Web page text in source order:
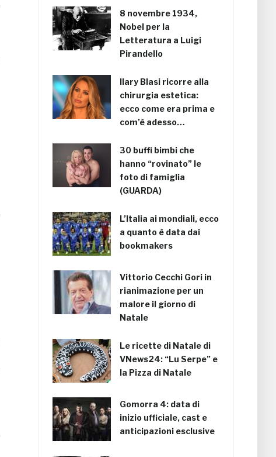
8 novembre 1934,
Nobel per la
Letteratura a Luigi
Pirandello
Ilary Blasi ricorre alla
chirurgia estetica:
ecco come era prima e
com’è adesso…
30 buffi bimbi che
hanno “rovinato” le
foto di famiglia
(GUARDA)
L’Italia ai mondiali, ecco
a quanto è data dai
bookmakers
Vittorio Cecchi Gori in
rianimazione per un
malore il giorno di
Natale
Le ricette di Natale di
VNews24: “Lu Serpe” e
la Pizza di Natale
Gomorra 4: data di
inizio ufficiale, cast e
anticipazioni esclusive